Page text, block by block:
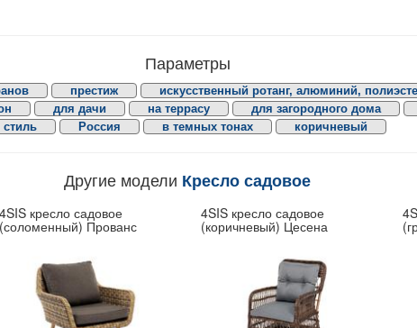
Параметры
престиж
искусственный ротанг, алюминий,
для дачи на террасу для загородного дома
Россия в темных тонах коричневый
Другие модели Кресло садовое
4SIS кресло садовое
(соломенный) Прованс
4SIS кресло садовое
(коричневый) Цесена